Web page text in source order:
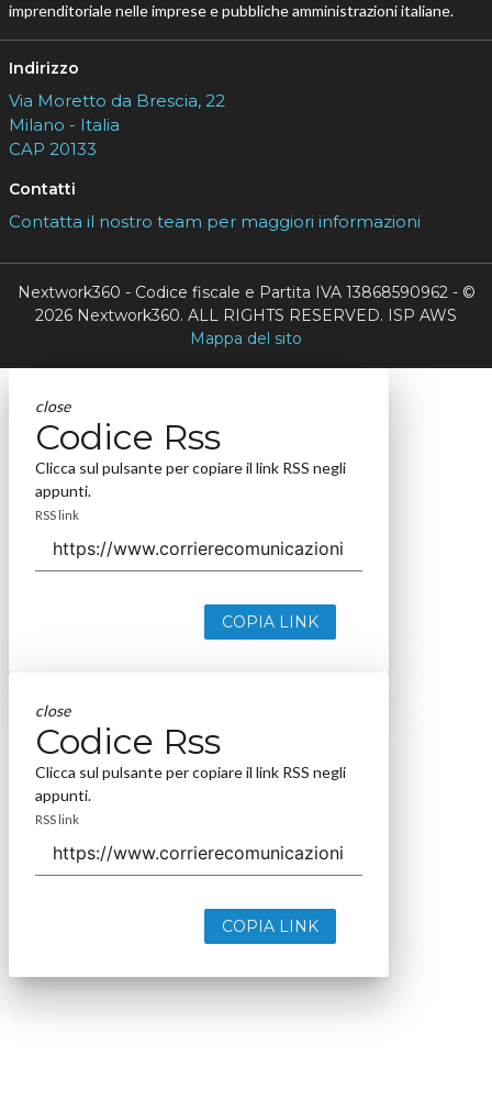
imprenditoriale nelle imprese e pubbliche amministrazioni italiane.
Indirizzo
Via Moretto da Brescia, 22
Milano - Italia
CAP 20133
Contatti
Contatta il nostro team per maggiori informazioni
Nextwork360 - Codice fiscale e Partita IVA 13868590962 - ©
2026 Nextwork360. ALL RIGHTS RESERVED. ISP AWS
Mappa del sito
close
Codice Rss
Clicca sul pulsante per copiare il link RSS negli
appunti.
RSS link
COPIA LINK
close
Codice Rss
Clicca sul pulsante per copiare il link RSS negli
appunti.
RSS link
COPIA LINK